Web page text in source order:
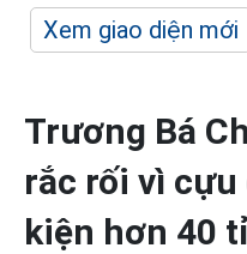
Xem giao diện mới
Trương Bá
rắc rối vì cựu
kiện hơn 40